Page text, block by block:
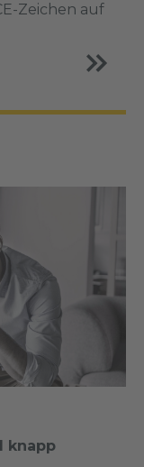
Zeichen auf
knapp